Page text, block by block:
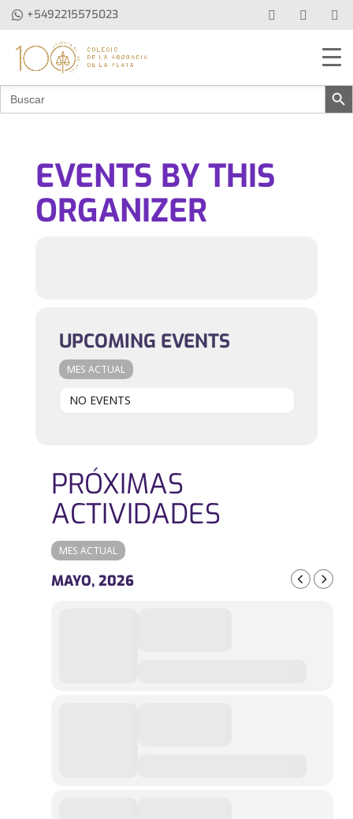
+5492215575023
Buscar: Botón de
EVENTS BY THIS
ORGANIZER
UPCOMING EVENTS
MES ACTUAL
NO EVENTS
PRÓXIMAS
ACTIVIDADES
MES ACTUAL
MAYO, 2026